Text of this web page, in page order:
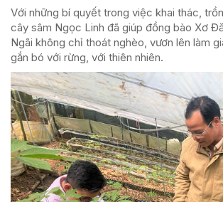
Với những bí quyết trong việc khai thác,
cây sâm Ngọc Linh đã giúp đồng bào Xơ
Ngãi không chỉ thoát nghèo, vươn lên làm
gắn bó với rừng, với thiên nhiên.